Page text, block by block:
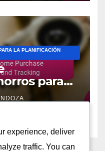
LA PLANIFICACIÓN
para
experience, deliver
traffic. You can